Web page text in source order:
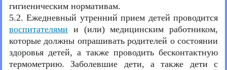
гигиеническим нормативам.
5.2. Ежедневный утренний прием детей проводится
воспитателями и (или) медицинским работником,
которые должны опрашивать родителей о состоянии
здоровья детей, а также проводить бесконтактную
термометрию. Заболевшие дети, а также дети с